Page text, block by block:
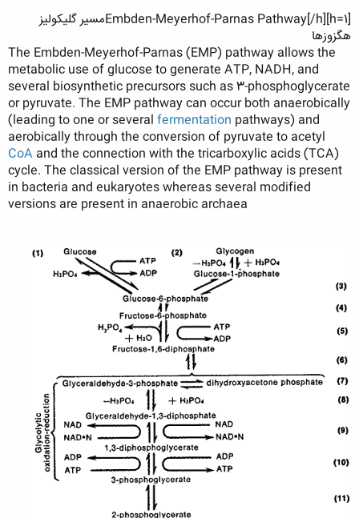
کلیک کنید تا باز شود...
[h=1]Embden-Meyerhof-Parnas Pathway[/h]مسیر گلیکولیز
هگزوزها
The Embden-Meyerhof-Parnas (EMP) pathway allows the
metabolic use of glucose to generate ATP, NADH, and
several biosynthetic precursors such as 3-phosphoglycerate
or pyruvate. The EMP pathway can occur both anaerobically
(leading to one or several fermentation pathways) and
aerobically through the conversion of pyruvate to acetyl
CoA and the connection with the tricarboxylic acids (TCA)
cycle. The classical version of the EMP pathway is present
in bacteria and eukaryotes whereas several modified
versions are present in anaerobic archaea